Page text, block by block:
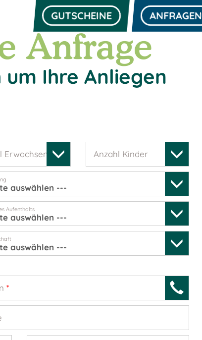
GUTSCHEINE ANFRAGEN
Anfrage
Ihre Anliegen
Erwachsene* Anzahl Kinder
Aufenthalts
*